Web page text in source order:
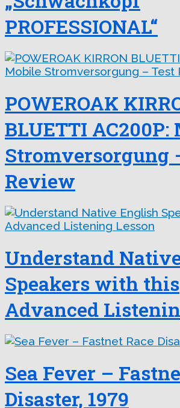
PROFESSIONAL“
POWEROAK
BLUETTI AC200P:
Stromversorgung
Review
Understand
Speakers with this
Advanced
Sea Fever –
Disaster, 1979